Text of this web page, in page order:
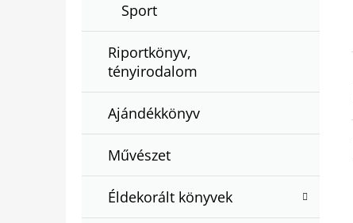
Sport
Riportkönyv,
tényirodalom
Ajándékkönyv
Művészet
Éldekorált könyvek